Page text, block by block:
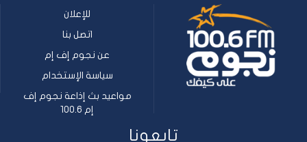
للإعلان
اتصل بنا
عن نجوم إف إم
سياسة الإستخدام
مواعيد بث إذاعة نجوم إف
إم 100.6
تابعونا